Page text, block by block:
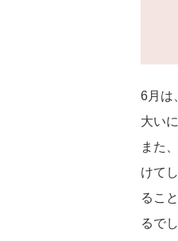
6月は
大い
また
けて
るこ
るで